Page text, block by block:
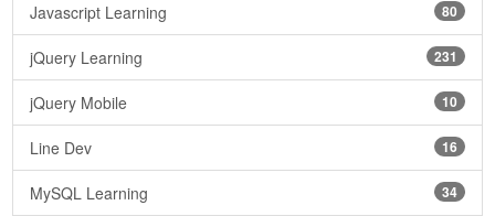
80
Javascript Learning
231
jQuery Learning
10
jQuery Mobile
16
Line Dev
34
MySQL Learning